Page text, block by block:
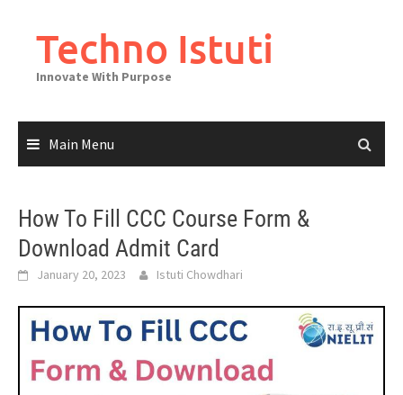
Techno Istuti
Innovate With Purpose
Main Menu
How To Fill CCC Course Form &
Download Admit Card
January 20, 2023 Istuti Chowdhari